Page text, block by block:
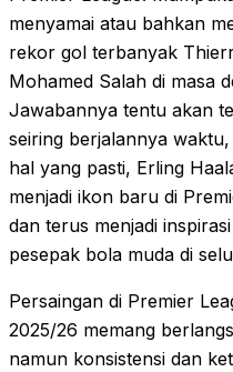
menyamai atau bahkan
rekor gol terbanyak
Mohamed Salah di masa
Jawabannya tentu akan
seiring berjalannya
hal yang pasti, Erling
menjadi ikon baru di
dan terus menjadi
pesepak bola muda di
Persaingan di Premier
2025/26 memang
namun konsistensi dan